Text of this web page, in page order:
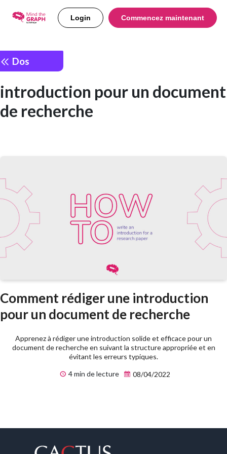
Login Commencez maintenant
Dos
introduction pour un document
de recherche
Comment rédiger une introduction
pour un document de recherche
Apprenez à rédiger une introduction solide et efficace pour un
document de recherche en suivant la structure appropriée et en
évitant les erreurs typiques.
4 min de lecture
08/04/2022